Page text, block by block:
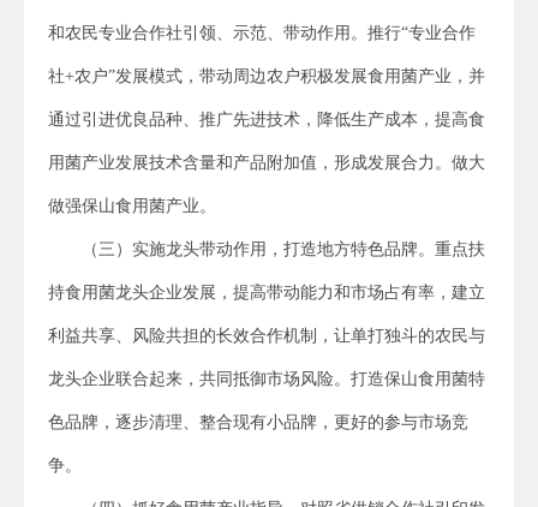
和农民专业合作社引领、示范、带动作用。推行“专业合作
社+农户”发展模式，带动周边农户积极发展食用菌产业，并
通过引进优良品种、推广先进技术，降低生产成本，提高食
用菌产业发展技术含量和产品附加值，形成发展合力。做大
做强保山食用菌产业。
（三）实施龙头带动作用，打造地方特色品牌。重点扶
持食用菌龙头企业发展，提高带动能力和市场占有率，建立
利益共享、风险共担的长效合作机制，让单打独斗的农民与
龙头企业联合起来，共同抵御市场风险。打造保山食用菌特
色品牌，逐步清理、整合现有小品牌，更好的参与市场竞
争。